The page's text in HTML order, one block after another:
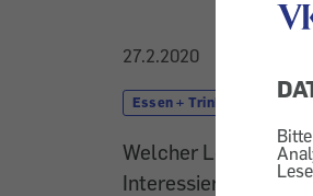
27.2.2020
Essen + Trinken
Welcher
Interessierte haben